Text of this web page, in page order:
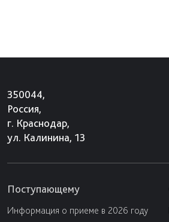
350044,
Россия,
г. Краснодар,
ул. Калинина, 13
Поступающему
Информация о приеме в 2026 году